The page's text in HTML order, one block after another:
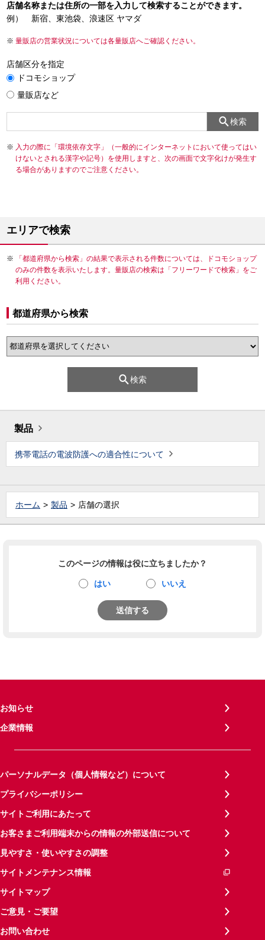
店舗名称または住所の一部を入力して検索することができます。
例） 新宿、東池袋、浪速区 ヤマダ
量販店の営業状況については各量販店へご確認ください。
店舗区分を指定
ドコモショップ
量販店など
検索
入力の際に「環境依存文字」（一般的にインターネットにおいて使ってはい
けないとされる漢字や記号）を使用しますと、次の画面で文字化けが発生す
る場合がありますのでご注意ください。
エリアで検索
「都道府県から検索」の結果で表示される件数については、ドコモショップ
のみの件数を表示いたします。量販店の検索は「フリーワードで検索」をご
利用ください。
都道府県から検索
検索
製品
携帯電話の電波防護への適合性について
ホーム 製品 店舗の選択
このページの情報は役に立ちましたか？
はい いいえ
送信する
お知らせ
企業情報
パーソナルデータ（個人情報など）について
プライバシーポリシー
サイトご利用にあたって
お客さまご利用端末からの情報の外部送信について
見やすさ・使いやすさの調整
サイトメンテナンス情報
サイトマップ
ご意見・ご要望
お問い合わせ